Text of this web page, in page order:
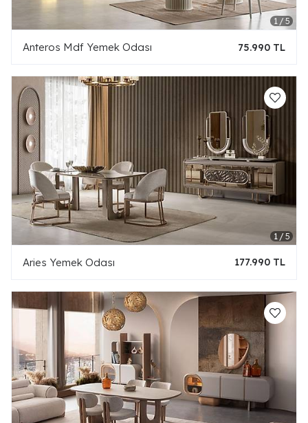
Anteros Mdf Yemek Odası 75.990 TL
Aries Yemek Odası 177.990 TL